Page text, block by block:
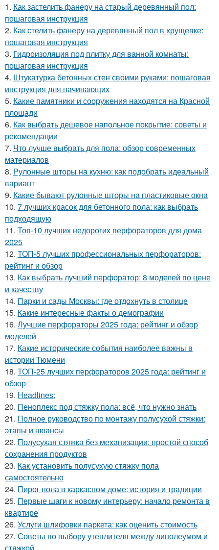
1. Как застелить фанеру на старый деревянный пол:
пошаговая инструкция
2. Как стелить фанеру на деревянный пол в хрущевке:
пошаговая инструкция
3. Гидроизоляция под плитку для ванной комнаты:
пошаговая инструкция
4. Штукатурка бетонных стен своими руками: пошаговая
инструкция для начинающих
5. Какие памятники и сооружения находятся на Красной
площади
6. Как выбрать дешевое напольное покрытие: советы и
рекомендации
7. Что лучше выбрать для пола: обзор современных
материалов
8. Рулонные шторы на кухню: как подобрать идеальный
вариант
9. Какие бывают рулонные шторы на пластиковые окна
10. 7 лучших красок для бетонного пола: как выбрать
подходящую
11. Топ-10 лучших недорогих перфораторов для дома
2025
12. ТОП-5 лучших профессиональных перфораторов:
рейтинг и обзор
13. Как выбрать лучший перфоратор: 8 моделей по цене
и качеству
14. Парки и сады Москвы: где отдохнуть в столице
15. Какие интересные факты о демографии
16. Лучшие перфораторы 2025 года: рейтинг и обзор
моделей
17. Какие исторические события наиболее важны в
истории Тюмени
18. ТОП-25 лучших перфораторов 2025 года: рейтинг и
обзор
19. Headlines:
20. Пеноплекс под стяжку пола: всё, что нужно знать
21. Полное руководство по монтажу полусухой стяжки:
этапы и нюансы
22. Полусухая стяжка без механизации: простой способ
сохранения продуктов
23. Как установить полусухую стяжку пола
самостоятельно
24. Пирог пола в каркасном доме: история и традиции
25. Первые шаги к новому интерьеру: начало ремонта в
квартире
26. Услуги шлифовки паркета: как оценить стоимость
27. Советы по выбору утеплителя между линолеумом и
стяжкой